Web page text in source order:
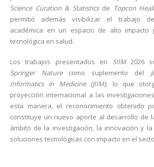
Science Curation & Statistics de Topcon
permitió además visibilizar el trabajo
académica en un espacio de alto impacto
tecnológica en salud.
Los trabajos presentados en SIIM2026
Springer Naturecomo suplemento del
Informatics in Medicine (JIIM), lo que
proyección internacional a las
esta manera, el reconocimiento obtenido
constituye un nuevo aporte al desarrollo de
ámbito de la investigación, la innovación y
soluciones tecnológicas con impacto en el